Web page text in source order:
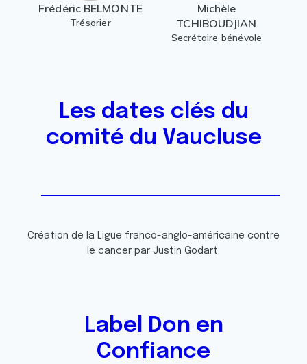
Frédéric BELMONTE
Trésorier
Michèle
TCHIBOUDJIAN
Secrétaire bénévole
Les dates clés du
comité du Vaucluse
Création de la Ligue franco-anglo-américaine contre
le cancer par Justin Godart.
Label Don en
Confiance